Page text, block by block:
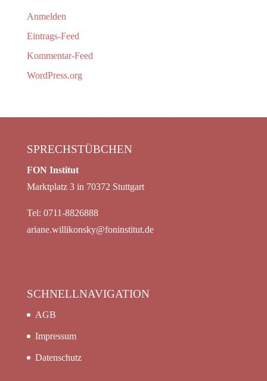
Anmelden
Eintrags-Feed
Kommentar-Feed
WordPress.org
SPRECHSTÜBCHEN
FON Institut
Marktplatz 3 in 70372 Stuttgart
Tel: 0711-8826888
ariane.willikonsky@foninstitut.de
SCHNELLNAVIGATION
AGB
Impressum
Datenschutz